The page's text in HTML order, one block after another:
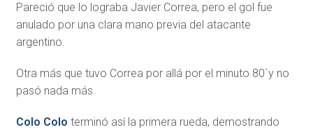
Pareció que lo lograba Javier Correa, pero el gol fue
anulado por una clara mano previa del atacante
argentino.
Otra más que tuvo Correa por allá por el minuto 80´y no
pasó nada más.
Colo Colo terminó así la primera rueda, demostrando